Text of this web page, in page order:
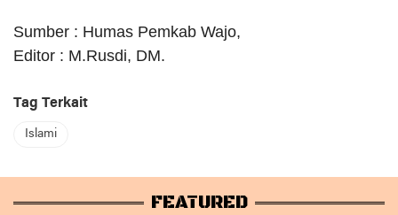
Sumber : Humas Pemkab Wajo,
Editor : M.Rusdi, DM.
Tag Terkait
Islami
FEATURED